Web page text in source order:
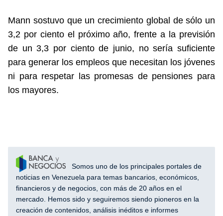
Mann sostuvo que un crecimiento global de sólo un
3,2 por ciento el próximo año, frente a la previsión
de un 3,3 por ciento de junio, no sería suficiente
para generar los empleos que necesitan los jóvenes
ni para respetar las promesas de pensiones para
los mayores.
Somos uno de los principales portales de
noticias en Venezuela para temas bancarios, económicos,
financieros y de negocios, con más de 20 años en el
mercado. Hemos sido y seguiremos siendo pioneros en la
creación de contenidos, análisis inéditos e informes